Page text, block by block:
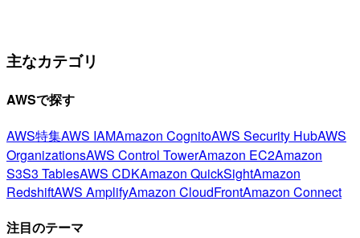
主なカテゴリ
AWSで探す
AWS特集AWS IAMAmazon CognitoAWS Security HubAWS
OrganizationsAWS Control TowerAmazon EC2Amazon
S3S3 TablesAWS CDKAmazon QuickSightAmazon
RedshiftAWS AmplifyAmazon CloudFrontAmazon Connect
注目のテーマ